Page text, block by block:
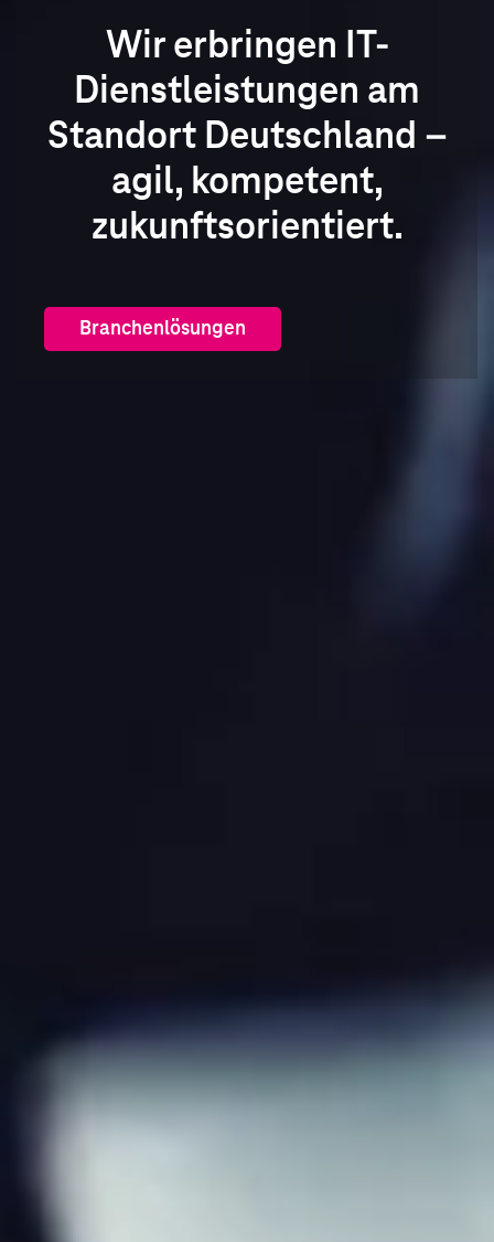
Wir erbringen IT-
Dienstleistungen am
Standort Deutschland –
agil, kompetent,
zukunftsorientiert.
Branchenlösungen